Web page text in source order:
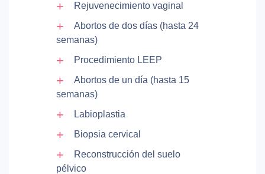
Rejuvenecimiento vaginal
Abortos de dos días (hasta 24
semanas)
Procedimiento LEEP
Abortos de un día (hasta 15
semanas)
Labioplastia
Biopsia cervical
Reconstrucción del suelo
pélvico